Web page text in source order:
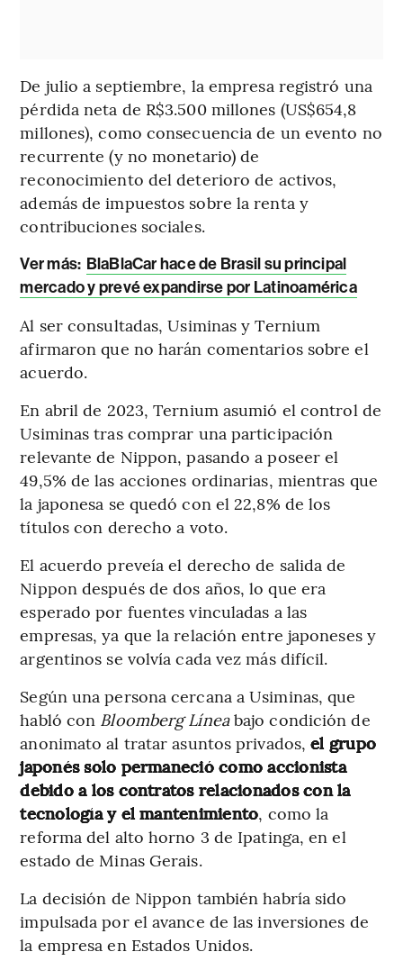
De julio a septiembre, la empresa registró una
pérdida neta de R$3.500 millones (US$654,8
millones), como consecuencia de un evento no
recurrente (y no monetario) de
reconocimiento del deterioro de activos,
además de impuestos sobre la renta y
contribuciones sociales.
Ver más: BlaBlaCar hace de Brasil su principal
mercado y prevé expandirse por Latinoamérica
Al ser consultadas, Usiminas y Ternium
afirmaron que no harán comentarios sobre el
acuerdo.
En abril de 2023, Ternium asumió el control de
Usiminas tras comprar una participación
relevante de Nippon, pasando a poseer el
49,5% de las acciones ordinarias, mientras que
la japonesa se quedó con el 22,8% de los
títulos con derecho a voto.
El acuerdo preveía el derecho de salida de
Nippon después de dos años, lo que era
esperado por fuentes vinculadas a las
empresas, ya que la relación entre japoneses y
argentinos se volvía cada vez más difícil.
Según una persona cercana a Usiminas, que
habló con Bloomberg Líneabajo condición de
anonimato al tratar asuntos privados,el grupo
japonés solo permaneció como accionista
debido a los contratos relacionados con la
tecnología y el mantenimiento, como la
reforma del alto horno 3 de Ipatinga, en el
estado de Minas Gerais.
La decisión de Nippon también habría sido
impulsada por el avance de las inversiones de
la empresa en Estados Unidos.